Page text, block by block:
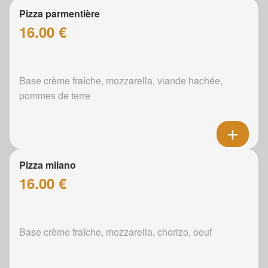
Pizza parmentière
16.00 €
Base crème fraîche, mozzarella, viande hachée,
pommes de terre
Pizza milano
16.00 €
Base crème fraîche, mozzarella, chorizo, oeuf